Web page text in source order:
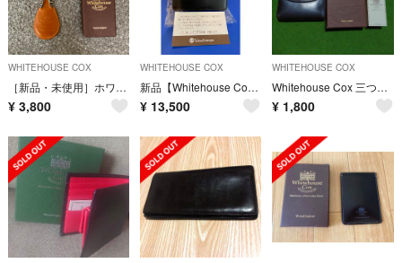
WHITEHOUSE COX
［新品・未使用］ホワイトハウスコックス キーホルダー型靴ベラ
¥ 3,800
WHITEHOUSE COX
新品【Whitehouse Cox】 名刺入れ、カードケース、ブラック
¥ 13,500
WHITEHOUSE COX
Whitehouse Cox 三つ折り財布
¥ 1,800